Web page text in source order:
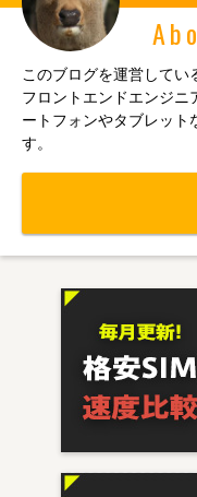
このブログを運営してい
フロントエンドエンジニ
ートフォンやタブレット
す。